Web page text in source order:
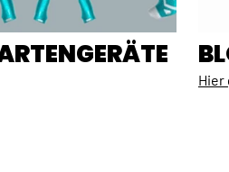
Hier